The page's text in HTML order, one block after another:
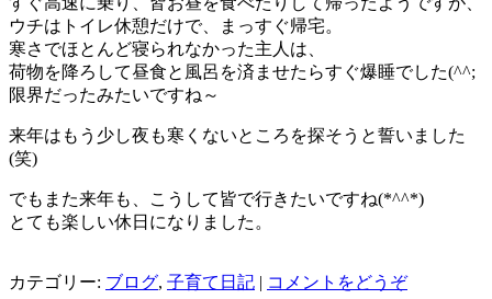
ウチはトイレ休憩だけで、まっすぐ帰宅。
寒さでほとんど寝られなかった主人は、
荷物を降ろして昼食と風呂を済ませたらすぐ爆睡でした(^^;
限界だったみたいですね～
来年はもう少し夜も寒くないところを探そうと誓いました
(笑)
でもまた来年も、こうして皆で行きたいですね(*^^*)
とても楽しい休日になりました。
カテゴリー: ブログ, 子育て日記 | コメントをどうぞ